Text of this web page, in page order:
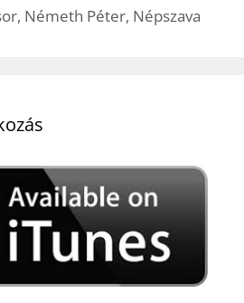
, Németh Péter, Népszava